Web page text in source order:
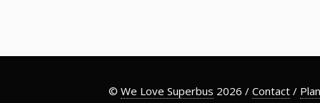
© We Love Superbus 2026 / Contact /